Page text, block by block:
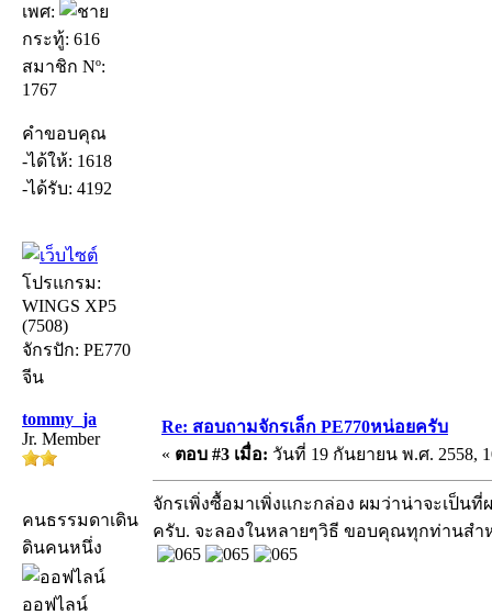
เพศ:
กระทู้: 616
สมาชิก Nº:
1767
คำขอบคุณ
-ได้ให้: 1618
-ได้รับ: 4192
โปรแกรม:
WINGS XP5
(7508)
จักรปัก: PE770
จีน
tommy_ja
Jr. Member
คนธรรมดาเดิน
ดินคนหนึ่ง
ออฟไลน์
Re: สอบถามจักรเล็ก PE770หน่อยครับ
« ตอบ #3 เมื่อ: วันที่ 19 กันยายน พ.ศ. 2558,
จักรเพิ่งซื้อมาเพิ่งแกะกล่อง ผมว่าน่าจะเป็น
ครับ. จะลองในหลายๆวิธี ขอบคุณทุกท่านสำ